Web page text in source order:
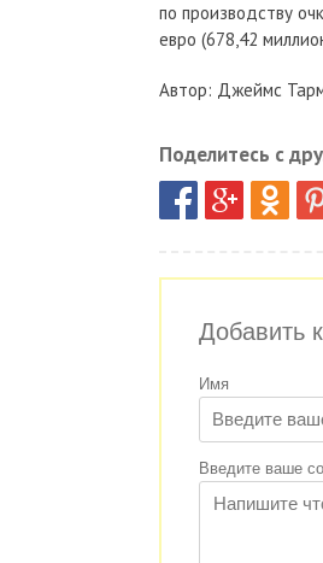
по производству
евро (678,42
Автор: Джеймс
Поделитесь с
Добавить
Имя
Введите ваше